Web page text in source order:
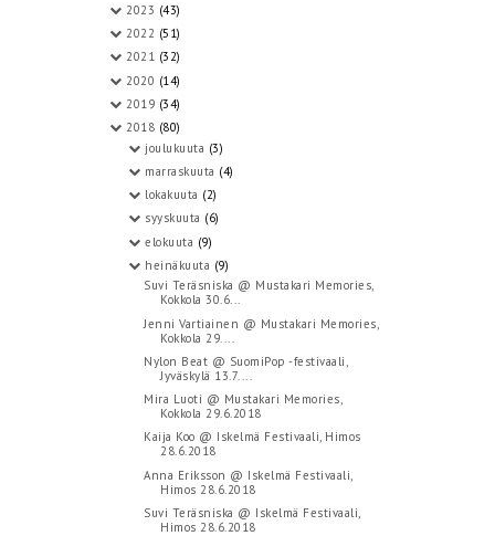
2023 (43)
2022 (51)
2021 (32)
2020 (14)
2019 (34)
2018 (80)
joulukuuta (3)
marraskuuta (4)
lokakuuta (2)
syyskuuta (6)
elokuuta (9)
heinäkuuta (9)
Suvi Teräsniska @ Mustakari Memories,
Kokkola 30.6...
Jenni Vartiainen @ Mustakari Memories,
Kokkola 29....
Nylon Beat @ SuomiPop -festivaali,
Jyväskylä 13.7....
Mira Luoti @ Mustakari Memories,
Kokkola 29.6.2018
Kaija Koo @ Iskelmä Festivaali, Himos
28.6.2018
Anna Eriksson @ Iskelmä Festivaali,
Himos 28.6.2018
Suvi Teräsniska @ Iskelmä Festivaali,
Himos 28.6.2018